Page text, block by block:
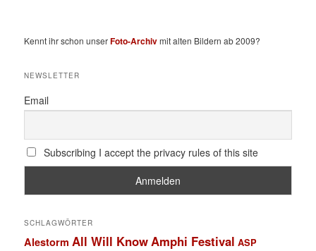
Kennt ihr schon unserFoto-Archivmit alten Bildern ab 2009?
NEWSLETTER
Email
Subscribing I accept the privacy rules of this site
SCHLAGWÖRTER
Alestorm All Will KnowAmphi Festival ASP